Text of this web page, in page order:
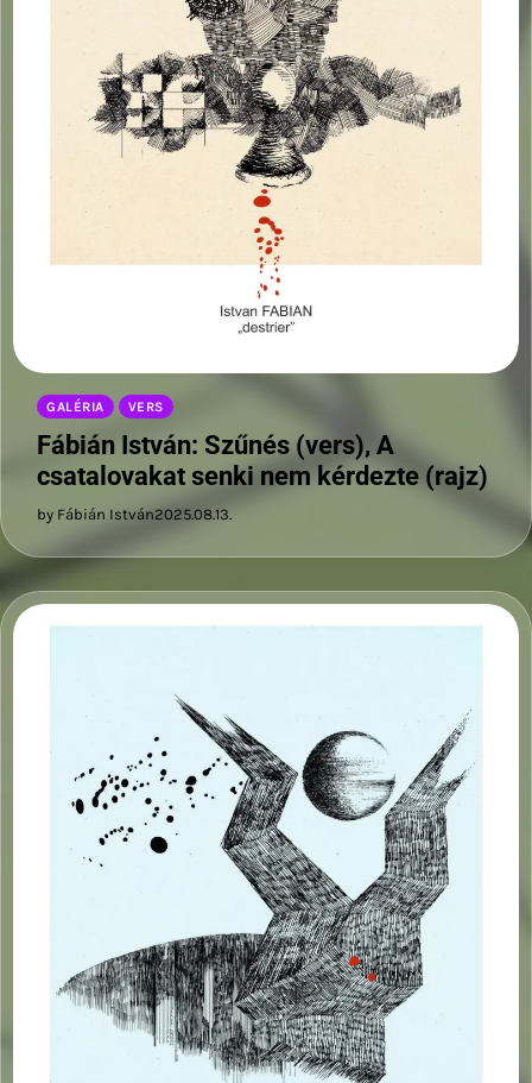
GALÉRIA VERS
Fábián István: Szűnés (vers), A
csatalovakat senki nem kérdezte (rajz)
by Fábián István2025.08.13.